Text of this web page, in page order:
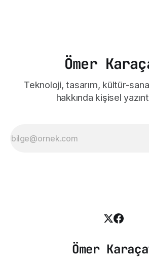
Ömer
Teknoloji, tasarım, kültür-
hakkında kişisel
Ömer